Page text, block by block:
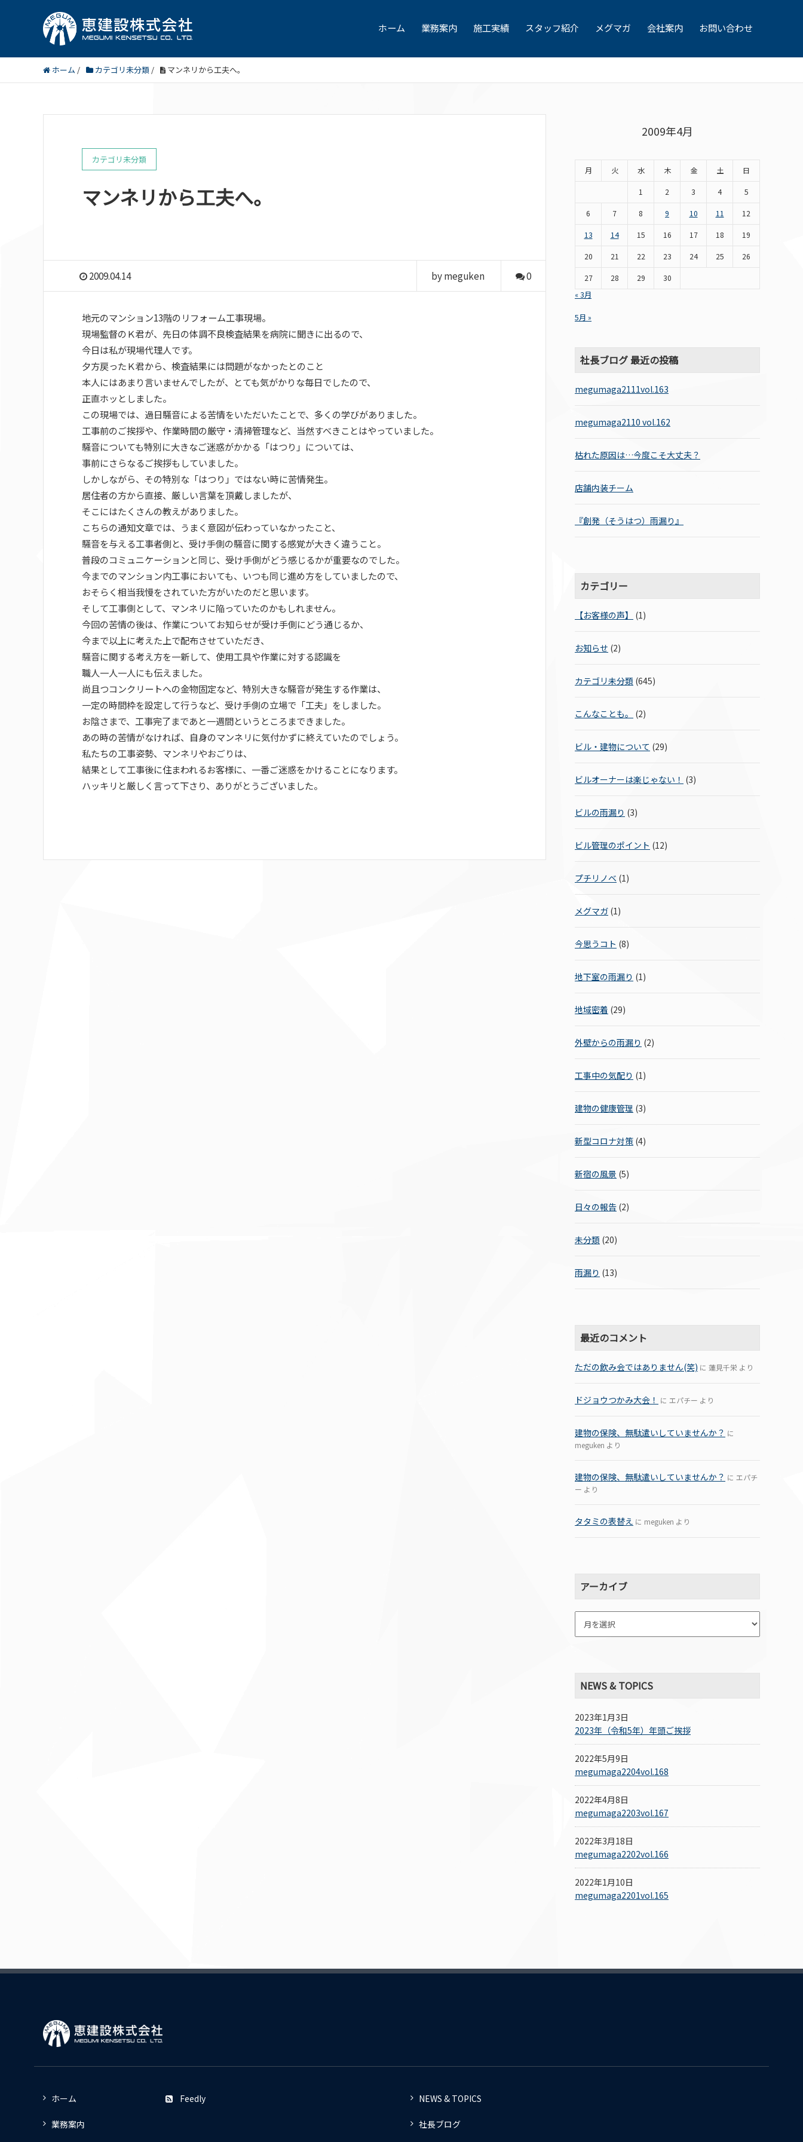
ホーム 業務案内 施工実績 スタッフ紹介 メグマガ 会社案内 お問い合わせ
ホーム / カテゴリ未分類 / マンネリから工夫へ。
カテゴリ未分類
マンネリから工夫へ。
2009.04.14 by meguken 0
地元のマンション13階のリフォーム工事現場。
現場監督のＫ君が、先日の体調不良検査結果を病院に聞きに出るので、
今日は私が現場代理人です。
夕方戻ったＫ君から、検査結果には問題がなかったとのこと
本人にはあまり言いませんでしたが、とても気がかりな毎日でしたので、
正直ホッとしました。
この現場では、過日騒音による苦情をいただいたことで、多くの学びがありました。
工事前のご挨拶や、作業時間の厳守・清掃管理など、当然すべきことはやっていました。
騒音についても特別に大きなご迷惑がかかる「はつり」については、
事前にさらなるご挨拶もしていました。
しかしながら、その特別な「はつり」ではない時に苦情発生。
居住者の方から直接、厳しい言葉を頂戴しましたが、
そこにはたくさんの教えがありました。
こちらの通知文章では、うまく意図が伝わっていなかったこと、
騒音を与える工事者側と、受け手側の騒音に関する感覚が大きく違うこと。
普段のコミュニケーションと同じ、受け手側がどう感じるかが重要なのでした。
今までのマンション内工事においても、いつも同じ進め方をしていましたので、
おそらく相当我慢をされていた方がいたのだと思います。
そして工事側として、マンネリに陥っていたのかもしれません。
今回の苦情の後は、作業についてお知らせが受け手側にどう通じるか、
今まで以上に考えた上で配布させていただき、
騒音に関する考え方を一新して、使用工具や作業に対する認識を
職人一人一人にも伝えました。
尚且つコンクリートへの金物固定など、特別大きな騒音が発生する作業は、
一定の時間枠を設定して行うなど、受け手側の立場で「工夫」をしました。
お陰さまで、工事完了まであと一週間というところまできました。
あの時の苦情がなければ、自身のマンネリに気付かずに終えていたのでしょう。
私たちの工事姿勢、マンネリやおごりは、
結果として工事後に住まわれるお客様に、一番ご迷惑をかけることになります。
ハッキリと厳しく言って下さり、ありがとうございました。
2009年4月
月 火 水 木 金 土
日
1
2 3 4
5
6
7 8 9 10 11
12
13
14 15 16 17 18
19
20
21 22 23 24 25
26
27
28 29
30
« 3月
5月 »
社長ブログ 最近の投稿
megumaga2111vol.163
megumaga2110 vol.162
枯れた原因は…今度こそ大丈夫？
店舗内装チーム
『創発（そうはつ）雨漏り』
カテゴリー
【お客様の声】 (1)
お知らせ (2)
カテゴリ未分類 (645)
こんなことも。 (2)
ビル・建物について (29)
ビルオーナーは楽じゃない！ (3)
ビルの雨漏り (3)
ビル管理のポイント (12)
プチリノベ (1)
メグマガ (1)
今思うコト (8)
地下室の雨漏り (1)
地域密着 (29)
外壁からの雨漏り (2)
工事中の気配り (1)
建物の健康管理 (3)
新型コロナ対策 (4)
新宿の風景 (5)
日々の報告 (2)
未分類 (20)
雨漏り (13)
最近のコメント
ただの飲み会ではありません(笑) に 蓮見千栄 より
ドジョウつかみ大会！ に エパチー より
建物の保険、無駄遣いしていませんか？ に
meguken より
建物の保険、無駄遣いしていませんか？ に エパチ
ー より
タタミの表替え に meguken より
アーカイブ
NEWS & TOPICS
2023年1月3日
2023年（令和5年）年頭ご挨拶
2022年5月9日
megumaga2204vol.168
2022年4月8日
megumaga2203vol.167
2022年3月18日
megumaga2202vol.166
2022年1月10日
megumaga2201vol.165
ホーム
業務案内
Feedly NEWS & TOPICS
社長ブログ